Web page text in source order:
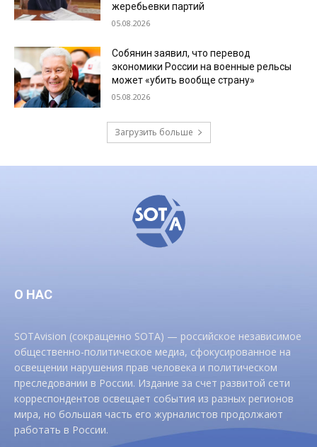
жеребьевки партий
05.08.2026
Собянин заявил, что перевод
экономики России на военные рельсы
может «убить вообще страну»
05.08.2026
Загрузить больше
О НАС
SOTAvision (сокращенно SOTA) — российское независимое
общественно-политическое медиа, сфокусированное на
освещении нарушения прав человека и политическом
преследовании в России. Издание за счет развитой сети
корреспондентов освещает события из разных регионов
мира, но большая часть его журналистов продолжают
работать в России.